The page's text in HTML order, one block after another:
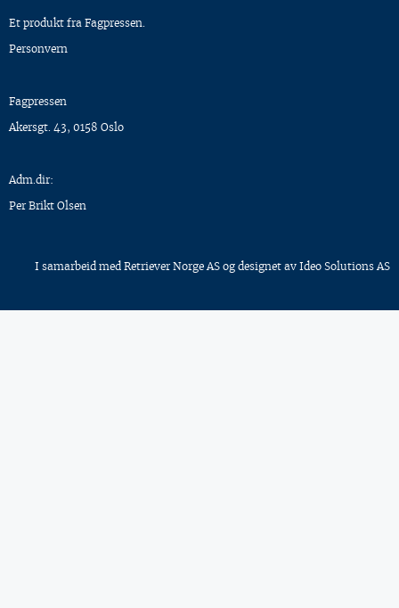
Et produkt fra Fagpressen.
Personvern
Fagpressen
Akersgt. 43, 0158 Oslo
Adm.dir:
Per Brikt Olsen
I samarbeid med Retriever Norge AS og designet av Ideo Solutions AS